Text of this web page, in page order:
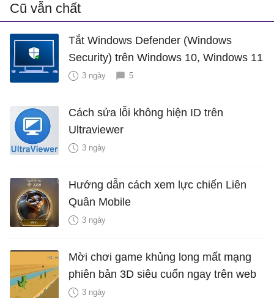
Cũ vẫn chất
Tắt Windows Defender (Windows
Security) trên Windows 10, Windows 11
3 ngày 5
Cách sửa lỗi không hiện ID trên
Ultraviewer
3 ngày
Hướng dẫn cách xem lực chiến Liên
Quân Mobile
3 ngày
Mời chơi game khủng long mất mạng
phiên bản 3D siêu cuốn ngay trên web
3 ngày